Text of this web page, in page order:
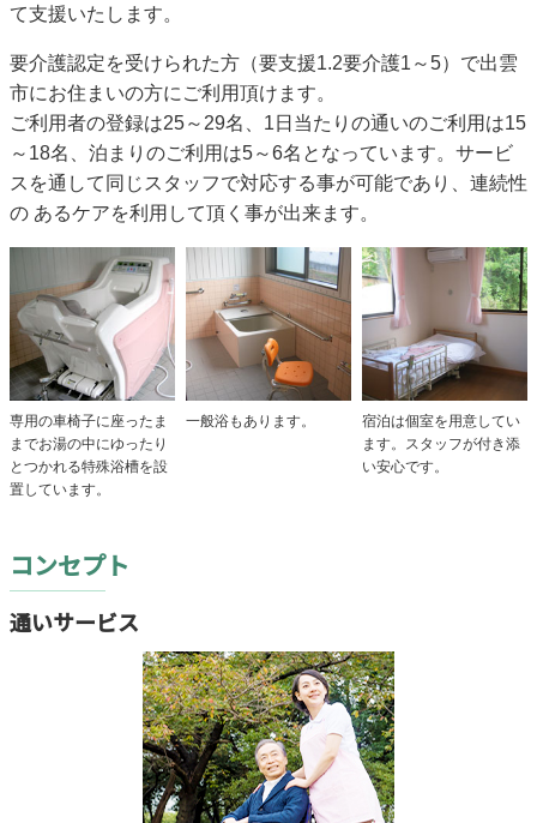
て支援いたします。
要介護認定を受けられた方（要支援1.2要介護1～5）で出雲
市にお住まいの方にご利用頂けます。
ご利用者の登録は25～29名、1日当たりの通いのご利用は15
～18名、泊まりのご利用は5～6名となっています。サービ
スを通して同じスタッフで対応する事が可能であり、連続性
の あるケアを利用して頂く事が出来ます。
専用の車椅子に座ったま
までお湯の中にゆったり
とつかれる特殊浴槽を設
置しています。
一般浴もあります。
宿泊は個室を用意してい
ます。スタッフが付き添
い安心です。
コンセプト
通いサービス